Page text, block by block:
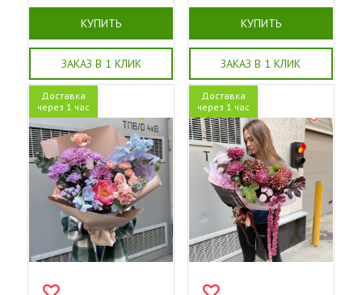
КУПИТЬ
ЗАКАЗ В 1 КЛИК
КУПИТЬ
ЗАКАЗ В 1 КЛИК
Доставка
через 1 час
Доставка
через 1 час